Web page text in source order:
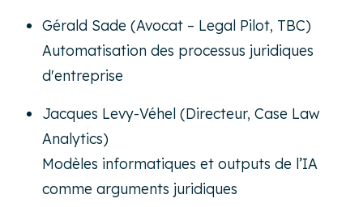
Gérald Sade (Avocat – Legal Pilot, TBC)
Automatisation des processus juridiques
d'entreprise
Jacques Levy-Véhel (Directeur, Case Law
Analytics)
Modèles informatiques et outputs de l’IA
comme arguments juridiques